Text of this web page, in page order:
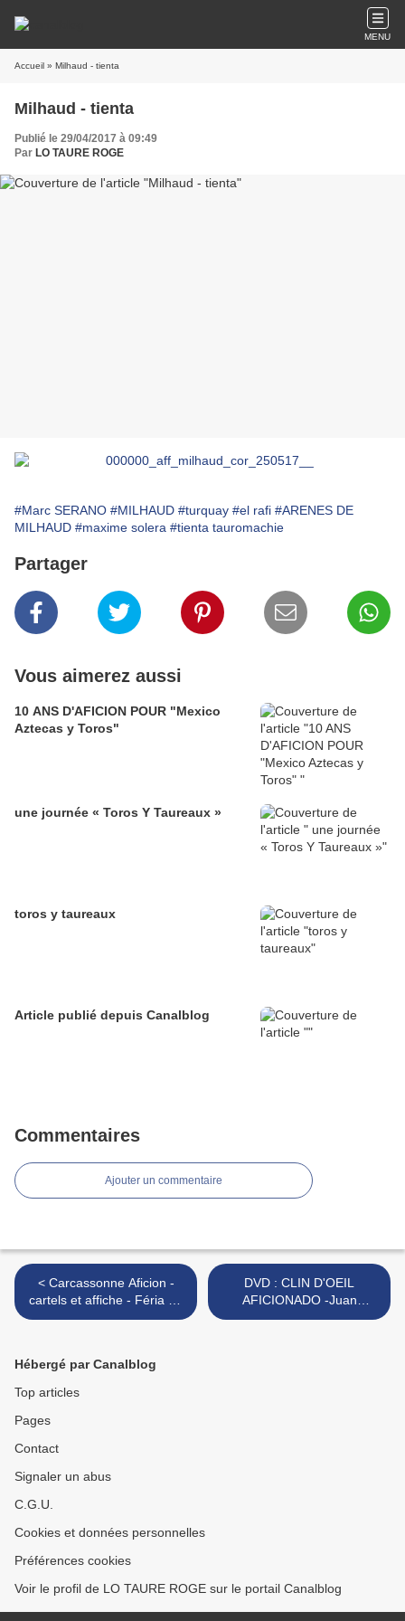
MENU
Accueil » Milhaud - tienta
Milhaud - tienta
Publié le 29/04/2017 à 09:49
Par LO TAURE ROGE
#Marc SERANO #MILHAUD #turquay #el rafi #ARENES DE
MILHAUD #maxime solera #tienta tauromachie
Partager
Vous aimerez aussi
10 ANS D'AFICION POUR "Mexico
Aztecas y Toros"
une journée « Toros Y Taureaux »
toros y taureaux
Article publié depuis Canalblog
Commentaires
Ajouter un commentaire
< Carcassonne Aficion -
cartels et affiche - Féria du
Novillo 2017
DVD : CLIN D'OEIL
AFICIONADO -Juan
Bautista - JL Courier - JP
Hébergé par Canalblog
Top articles
Pages
Contact
Signaler un abus
C.G.U.
Cookies et données personnelles
Préférences cookies
Voir le profil de LO TAURE ROGE sur le portail Canalblog